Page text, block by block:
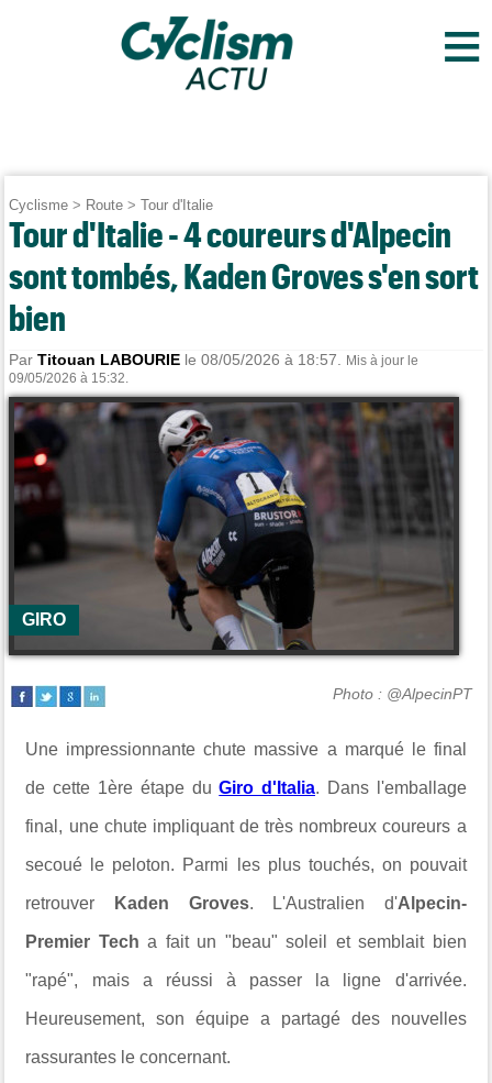
≡
Cyclisme > Route >Tour d'Italie
Tour d'Italie - 4 coureurs d'Alpecin
sont tombés, Kaden Groves s'en sort
bien
ParTitouan LABOURIE le 08/05/2026 à 18:57.
Mis à jour le
09/05/2026 à 15:32.
GIRO
Photo : @AlpecinPT
Une impressionnante chute massive a marqué le final
de cette 1ère étape duGiro d'Italia. Dans l'emballage
final, une chute impliquant de très nombreux coureurs a
secoué le peloton. Parmi les plus touchés, on pouvait
retrouver Kaden Groves. L'Australien d'Alpecin-
Premier Tech a fait un "beau" soleil et semblait bien
"rapé", mais a réussi à passer la ligne d'arrivée.
Heureusement, son équipe a partagé des nouvelles
rassurantes le concernant.